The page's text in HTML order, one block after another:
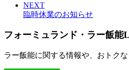
NEXT
臨時休業のお知らせ
フォーミュランド・ラー飯能
ラー飯能に関する情報や、おトク